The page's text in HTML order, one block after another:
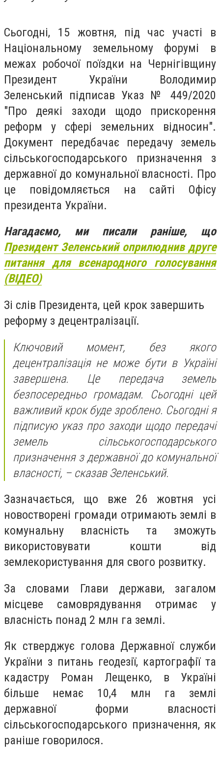
Сьогодні, 15 жовтня, під час участі в
Національному земельному форумі в
межах робочої поїздки на Чернігівщину
Президент України Володимир
Зеленський підписав Указ № 449/2020
"Про деякі заходи щодо прискорення
реформ у сфері земельних відносин".
Документ передбачає передачу земель
сільськогосподарського призначення з
державної до комунальної власності. Про
це повідомляється на сайті Офісу
президента України.
Нагадаємо, ми писали раніше, що
Президент Зеленський оприлюднив друге
питання для всенародного голосування
(ВІДЕО)
Зі слів Президента, цей крок завершить
реформу з децентралізації.
Ключовий момент, без якого
децентралізація не може бути в Україні
завершена. Це передача земель
безпосередньо громадам. Сьогодні цей
важливий крок буде зроблено. Сьогодні я
підписую указ про заходи щодо передачі
земель сільськогосподарського
призначення з державної до комунальної
власності, – сказав Зеленський.
Зазначається, що вже 26 жовтня усі
новостворені громади отримають землі в
комунальну власність та зможуть
використовувати кошти від
землекористування для свого розвитку.
За словами Глави держави, загалом
місцеве самоврядування отримає у
власність понад 2 млн га землі.
Як стверджує голова Державної служби
України з питань геодезії, картографії та
кадастру Роман Лещенко, в Україні
більше немає 10,4 млн га землі
державної форми власності
сільськогосподарського призначення, як
раніше говорилося.